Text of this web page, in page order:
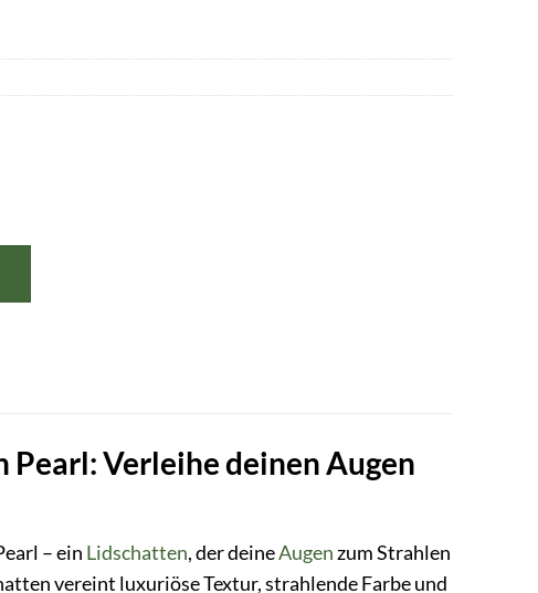
Pearl: Verleihe deinen Augen
– ein Lidschatten, der deineAugenzum Strahlen
vereint luxuriöse Textur, strahlende Farbe und